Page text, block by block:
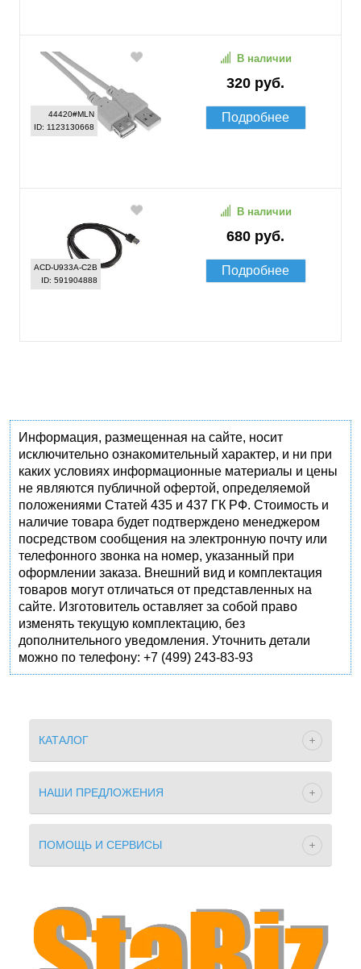
44420#MLN
ID: 1123130668
320 руб.
В наличии
Подробнее
ACD-U933A-C2B
ID: 591904888
680 руб.
В наличии
Подробнее
Информация, размещенная на сайте, носит
исключительно ознакомительный характер, и ни при
каких условиях информационные материалы и цены
не являются публичной офертой, определяемой
положениями Статей 435 и 437 ГК РФ. Стоимость и
наличие товара будет подтверждено менеджером
посредством сообщения на электронную почту или
телефонного звонка на номер, указанный при
оформлении заказа. Внешний вид и комплектация
товаров могут отличаться от представленных на
сайте. Изготовитель оставляет за собой право
изменять текущую комплектацию, без
дополнительного уведомления. Уточнить детали
можно по телефону: +7 (499) 243-83-93
КАТАЛОГ
НАШИ ПРЕДЛОЖЕНИЯ
ПОМОЩЬ И СЕРВИСЫ